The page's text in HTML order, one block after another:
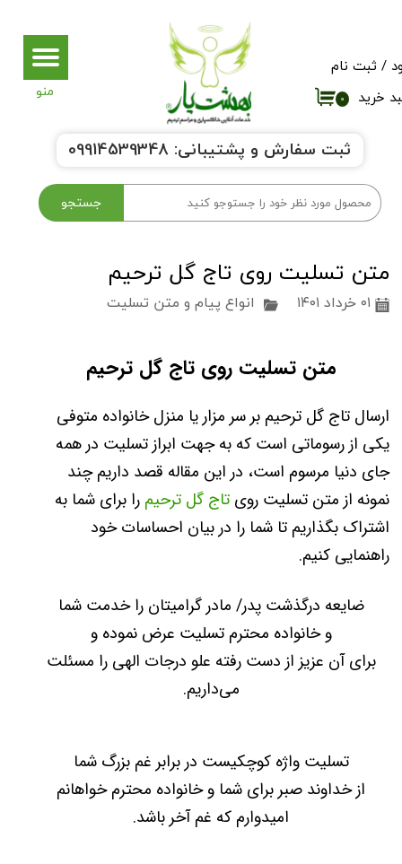
جستجو
۰ خرید
/ ثبت نام
تغییر گذر واژه
خروج از حساب کاربری
ثبت سفارش و پشتیبانی: 09914539348
متن تسلیت روی تاج گل ترحیم
۰۱ خرداد ۱۴۰۱ انواع پیام و متن تسلیت
متن تسلیت روی تاج گل ترحیم
ارسال تاج گل ترحیم بر سر مزار یا منزل خانواده متوفی
یکی از رسوماتی است که به جهت ابراز تسلیت در همه
جای دنیا مرسوم است، در این مقاله قصد داریم چند
نمونه از متن تسلیت روی تاج گل ترحیم را برای شما به
اشتراک بگذاریم تا شما را در بیان احساسات خود
راهنمایی کنیم.
ضایعه درگذشت پدر/ مادر گرامیتان را خدمت شما
و خانواده محترم تسلیت عرض نموده و
برای آن عزیز از دست رفته علو درجات الهی را مسئلت
می‌داریم.
تسلیت واژه کوچکیست در برابر غم بزرگ شما
از خداوند صبر برای شما و خانواده محترم خواهانم
امیدوارم که غم آخر باشد.